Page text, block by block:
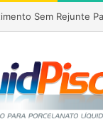
Sem Rejunte